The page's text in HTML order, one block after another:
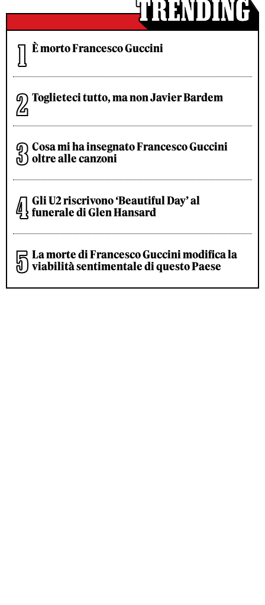
È morto Francesco Guccini
Toglieteci tutto, ma non Javier Bardem
Cosa mi ha insegnato Francesco Guccini
oltre alle canzoni
Gli U2 riscrivono ‘Beautiful Day’ al
funerale di Glen Hansard
La morte di Francesco Guccini modifica la
viabilità sentimentale di questo Paese